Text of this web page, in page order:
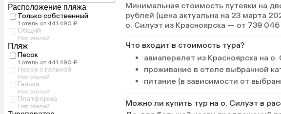
Расположение пляжа
Только собственный
1 отель от 441 490 ₽
Общий
Нет отелей
Пляж
Песок
1 отель от 441 490 ₽
Песок с галькой
Нет отелей
Галька
Нет отелей
Платформа
Нет отелей
Минимальная стоимость путевки на
рублей (цена актуальна на 23 марта
о. Силуэт из Красноярска — от 739
Что входит в стоимость тура?
авиаперелет из Красноярска на
проживание в отеле выбранной
питание (в зависимости от
Можно ли купить тур на о. Силуэт в